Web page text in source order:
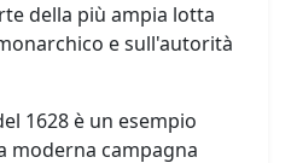
della più ampia lotta
e sull'autorità
1628 è un esempio
moderna campagna